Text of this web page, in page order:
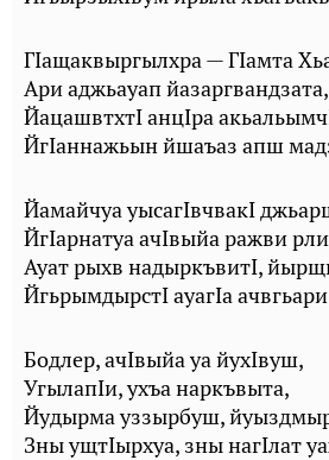
ГIащаквыргылхра — ГIамта
Ари аджьауап йазаргвандзата,
ЙацашвтхтI анцIра
ЙгIаннажьын йшаъаз апш
Йамайчуа уысагIвчвакI
ЙгIарнатуа ачIвыйа ражви
Ауат рыхв надыркъвитI,
ЙгьрымдырстI ауагIа
Бодлер, ачIвыйа уа йухIвуш,
УгылапIи, ухъа наркъвыта,
Йудырма уззырбуш,
Зны ущтIырхуа, зны нагIлат